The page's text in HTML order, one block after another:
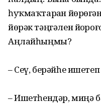
һуҡмаҡтарҙан
йөрәк тәңгәлен
Аңлайһыңмы?
– Сеү, берәйһе
– Ишетһендәр, миңә